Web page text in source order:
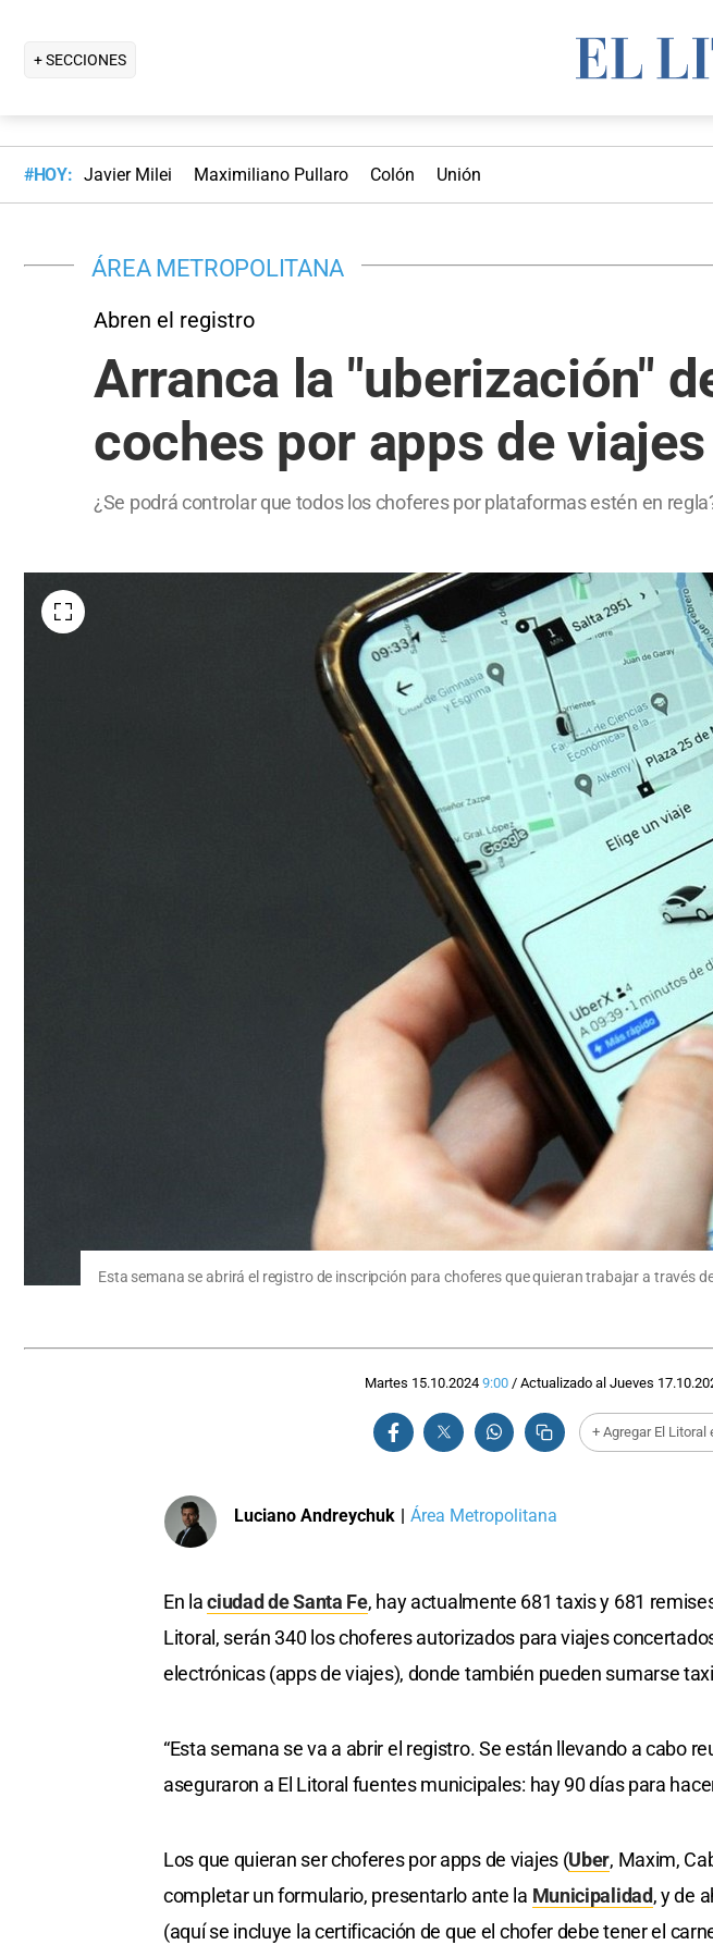
+ SECCIONES
#HOY: Javier Milei Maximiliano Pullaro Colón Unión
ÁREA METROPOLITANA
Abren el registro
Arranca la "uberización"
coches por apps de
¿Se podrá controlar que todos los choferes por plataformas estén en
Esta semana se abrirá el registro de inscripción para choferes que quieran trabajar a través
Martes 15.10.2024 9:00 / Actualizado al Jueves
+ Agregar El Litoral
Luciano Andreychuk | Área Metropolitana
En laciudad de Santa Fe, hay actualmente 681 taxis y 681
Litoral, serán 340 los choferes autorizados para viajes
electrónicas (apps de viajes), donde también pueden sumarse
“Esta semana se va a abrir el registro. Se están llevando a cabo
aseguraron a El Litoral fuentes municipales: hay 90 días para
Los que quieran ser choferes por apps de viajes (Uber, Maxim,
completar un formulario, presentarlo ante la Municipalidad, y de
(aquí se incluye la certificación de que el chofer debe tener el